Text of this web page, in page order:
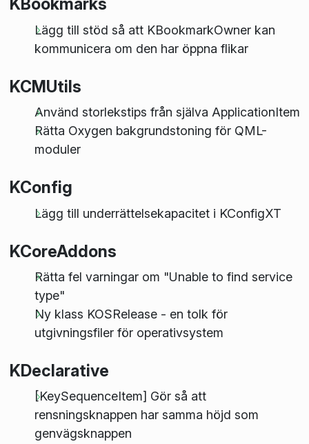
KBookmarks
Lägg till stöd så att KBookmarkOwner kan
kommunicera om den har öppna flikar
KCMUtils
Använd storlekstips från själva ApplicationItem
Rätta Oxygen bakgrundstoning för QML-
moduler
KConfig
Lägg till underrättelsekapacitet i KConfigXT
KCoreAddons
Rätta fel varningar om "Unable to find service
type"
Ny klass KOSRelease - en tolk för
utgivningsfiler för operativsystem
KDeclarative
[KeySequenceItem] Gör så att
rensningsknappen har samma höjd som
genvägsknappen